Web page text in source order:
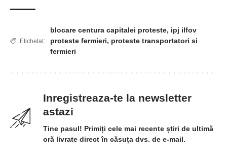
Etichetat:
blocare centura capitalei proteste, ipj ilfov
proteste fermieri, proteste transportatori si
fermieri
Inregistreaza-te la newsletter
astazi
Tine pasul! Primiți cele mai recente știri de ultimă
oră livrate direct în căsuța dvs. de e-mail.